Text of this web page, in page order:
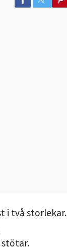
i två storlekar.
stötar.